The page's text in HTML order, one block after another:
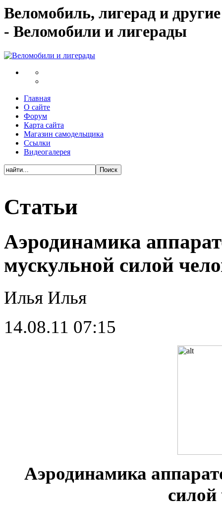
Веломобиль, лигерад и
- Веломобили и лигерады
Главная
О сайте
Форум
Карта сайта
Магазин самодельщика
Ссылки
Видеогалерея
Статьи
Аэродинамика
мускульной силой
Илья Илья
14.08.11 07:15
Аэродинамика
силой